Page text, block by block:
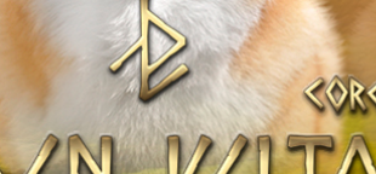
Наші коргі
Дами Ордену
Кавалери Ордену